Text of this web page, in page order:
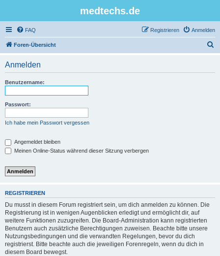
medtechs.de
FAQ Anmelden
Registrieren
Foren-Übersicht
Anmelden
Benutzername:
Passwort:
Ich habe mein Passwort vergessen
Angemeldet bleiben
Meinen Online-Status während dieser Sitzung verbergen
REGISTRIEREN
Du musst in diesem Forum registriert sein, um dich anmelden zu können. Die
Registrierung ist in wenigen Augenblicken erledigt und ermöglicht dir, auf
weitere Funktionen zuzugreifen. Die Board-Administration kann registrierten
Benutzern auch zusätzliche Berechtigungen zuweisen. Beachte bitte unsere
Nutzungsbedingungen und die verwandten Regelungen, bevor du dich
registrierst. Bitte beachte auch die jeweiligen Forenregeln, wenn du dich in
diesem Board bewegst.